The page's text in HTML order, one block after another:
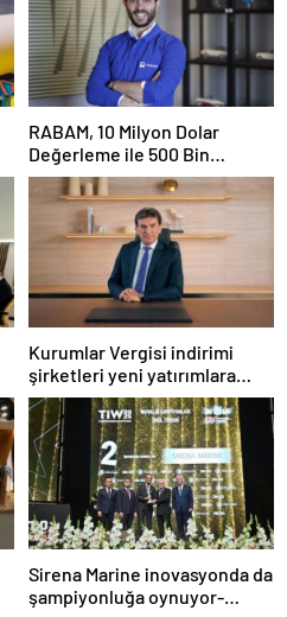
RABAM, 10 Milyon Dolar
Değerleme ile 500 Bin
Dolarlık Yatırım Aldı
Kurumlar Vergisi indirimi
şirketleri yeni yatırımlara
yönlendirecek
Sirena Marine inovasyonda da
şampiyonluğa oynuyor-